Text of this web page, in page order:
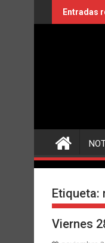
al
Entradas
Etiqueta:
Viernes